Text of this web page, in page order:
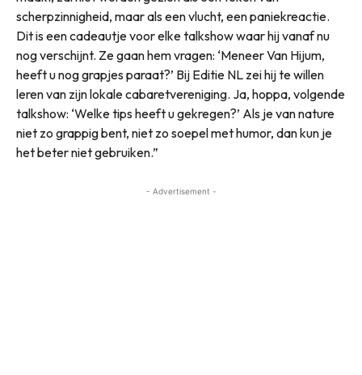
scherpzinnigheid, maar als een vlucht, een paniekreactie.
Dit is een cadeautje voor elke talkshow waar hij vanaf nu
nog verschijnt. Ze gaan hem vragen: ‘Meneer Van Hijum,
heeft u nog grapjes paraat?’ Bij Editie NL zei hij te willen
leren van zijn lokale cabaretvereniging. Ja, hoppa, volgende
talkshow: ‘Welke tips heeft u gekregen?’ Als je van nature
niet zo grappig bent, niet zo soepel met humor, dan kun je
het beter niet gebruiken.”
- Advertisement -